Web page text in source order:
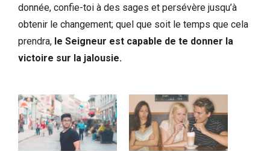
donnée, confie-toi à des sages et persévère jusqu’à
obtenir le changement; quel que soit le temps que cela
prendra, le Seigneur est capable de te donner la
victoire sur la jalousie.